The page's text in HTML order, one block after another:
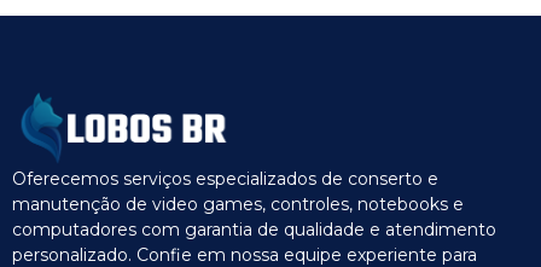
Oferecemos serviços especializados de conserto e
manutenção de video games, controles, notebooks e
computadores com garantia de qualidade e atendimento
personalizado. Confie em nossa equipe experiente para